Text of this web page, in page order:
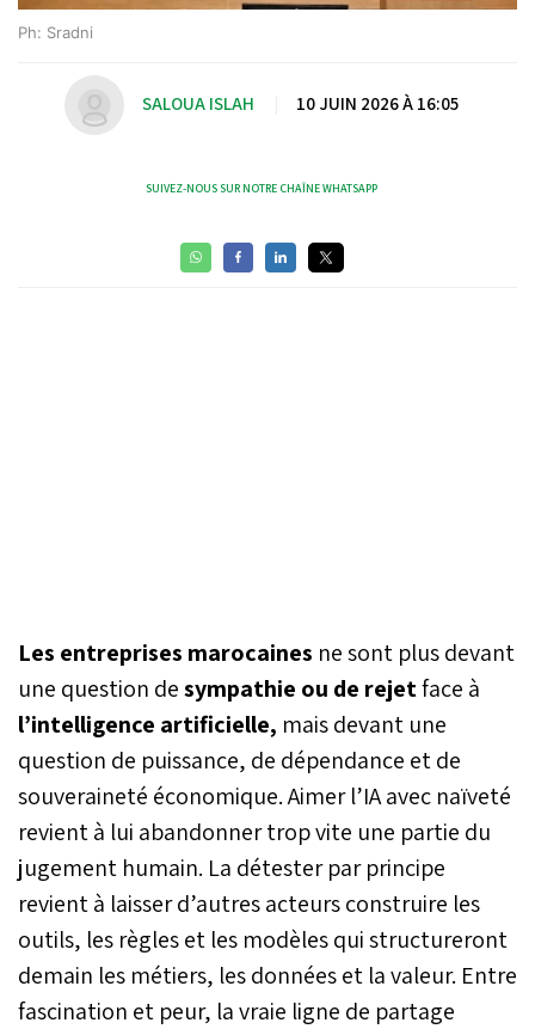
Ph: Sradni
SALOUA ISLAH 10 JUIN 2026 À 16:05
SUIVEZ-NOUS SUR NOTRE CHAÎNE WHATSAPP
Les entreprises marocaines ne sont plus devant
une question desympathie ou de rejetface à
l’intelligence artificielle, mais devant une
question de puissance, de dépendance et de
souveraineté économique. Aimer l’IA avec naïveté
revient à lui abandonner trop vite une partie du
jugement humain. La détester par principe
revient à laisser d’autres acteurs construire les
outils, les règles et les modèles qui structureront
demain les métiers, les données et la valeur. Entre
fascination et peur, la vraie ligne de partage